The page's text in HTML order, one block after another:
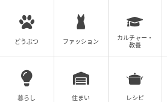
どうぶつ ファッション
カルチャー・
教養
暮らし 住まい レシピ